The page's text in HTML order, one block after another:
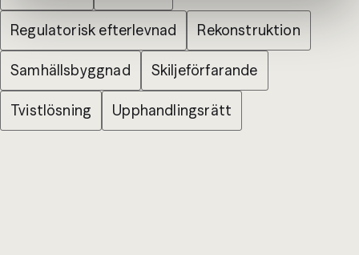
Regulatorisk efterlevnad Rekonstruktion
Samhällsbyggnad Skiljeförfarande
Tvistlösning Upphandlingsrätt